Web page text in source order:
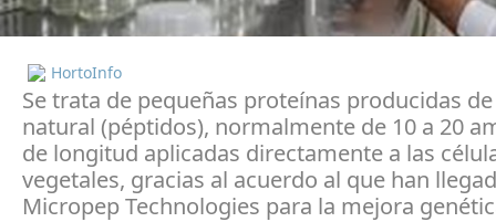
HortoInfo
Se trata de pequeñas proteínas producidas
natural (péptidos), normalmente de 10 a 20
de longitud aplicadas directamente a las
vegetales, gracias al acuerdo al que han
Micropep Technologies para la mejora